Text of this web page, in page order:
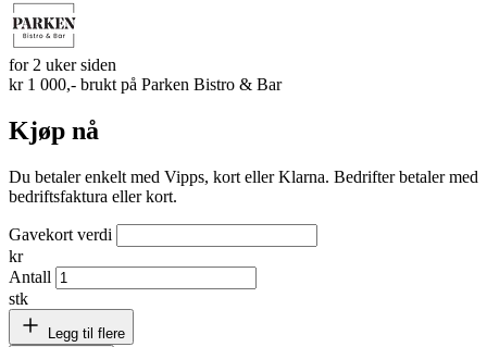
for 2 uker siden
kr 1 000,- brukt på Parken Bistro & Bar
Kjøp nå
Du betaler enkelt med Vipps, kort eller Klarna. Bedrifter betaler med
bedriftsfaktura eller kort.
Gavekort verdi
kr
Antall
stk
Legg til flere